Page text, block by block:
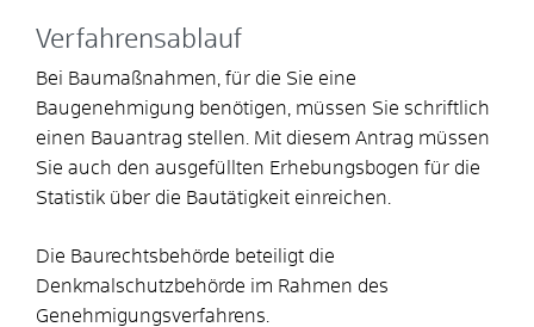
Verfahrensablauf
Bei Baumaßnahmen, für die Sie eine
Baugenehmigung benötigen, müssen Sie schriftlich
einen Bauantrag stellen. Mit diesem Antrag müssen
Sie auch den ausgefüllten Erhebungsbogen für die
Statistik über die Bautätigkeit einreichen.
Die Baurechtsbehörde beteiligt die
Denkmalschutzbehörde im Rahmen des
Genehmigungsverfahrens.